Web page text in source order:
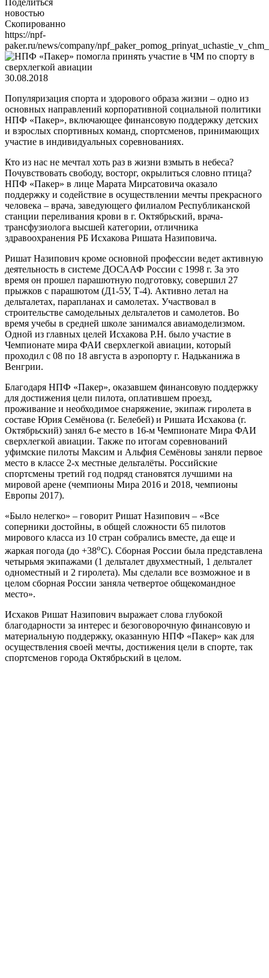
новостью
Скопированно
https://npf-
paker.ru/news/company/
30.08.2018
Популяризация спорта и здорового образа жизни – одно из
основных направлений корпоративной социальной политики
НПФ «Пакер», включающее финансовую поддержку детских
и взрослых спортивных команд, спортсменов, принимающих
участие в индивидуальных соревнованиях.
Кто из нас не мечтал хоть раз в жизни взмыть в небеса?
Почувствовать свободу, восторг, окрылиться словно птица?
НПФ «Пакер» в лице Марата Мирсатовича оказало
поддержку и содействие в осуществлении мечты прекрасного
человека – врача, заведующего филиалом Республиканской
станции переливания крови в г. Октябрьский, врача-
трансфузиолога высшей категории, отличника
здравоохранения РБ Исхакова Ришата Назиповича.
Ришат Назипович кроме основной профессии ведет активную
деятельность в системе ДОСААФ России с 1998 г. За это
время он прошел парашютную подготовку, совершил 27
прыжков с парашютом (Д1-5У, Т-4). Активно летал на
дельталетах, парапланах и самолетах. Участвовал в
строительстве самодельных дельталетов и самолетов. Во
время учебы в средней школе занимался авиамоделизмом.
Одной из главных целей Исхакова Р.Н. было участие в
Чемпионате мира ФАИ сверхлегкой авиации, который
проходил с 08 по 18 августа в аэропорту г. Надьканижа в
Венгрии.
Благодаря НПФ «Пакер», оказавшем финансовую поддержку
для достижения цели пилота, оплатившем проезд,
проживание и необходимое снаряжение, экипаж гиролета в
составе Юрия Семёнова (г. Белебей) и Ришата Исхакова (г.
Октябрьский) занял 6-е место в 16-м Чемпионате Мира ФАИ
сверхлегкой авиации. Также по итогам соревнований
уфимские пилоты Максим и Альфия Семёновы заняли первое
место в классе 2-х местные дельталёты. Российские
спортсмены третий год подряд становятся лучшими на
мировой арене (чемпионы Мира 2016 и 2018, чемпионы
Европы 2017).
«Было нелегко» – говорит Ришат Назипович – «Все
соперники достойны, в общей сложности 65 пилотов
мирового класса из 10 стран собрались вместе, да еще и
жаркая погода (до +38oС). Сборная России была представлена
четырьмя экипажами (1 дельталет двухместный, 1 дельталет
одноместный и 2 гиролета). Мы сделали все возможное и в
целом сборная России заняла четвертое общекомандное
место».
Исхаков Ришат Назипович выражает слова глубокой
благодарности за интерес и безоговорочную финансовую и
материальную поддержку, оказанную НПФ «Пакер» как для
осуществления своей мечты, достижения цели в спорте, так
спортсменов города Октябрьский в целом.